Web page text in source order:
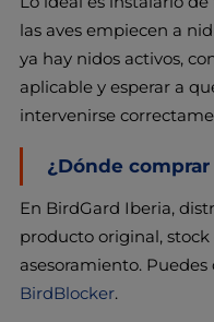
las aves empiecen a
ya hay nidos activos,
aplicable y esperar a
intervenirse
¿Dónde
En BirdGard Iberia,
producto original,
asesoramiento.
BirdBlocker.